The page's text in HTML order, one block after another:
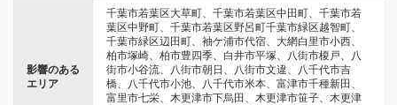
影響のある
エリア
千葉市若葉区大草町、千葉市若葉区中田町、千葉市若
葉区中野町、千葉市若葉区野呂町千葉市緑区越智町、
千葉市緑区辺田町、袖ケ浦市代宿、大網白里市小西、
柏市塚崎、柏市豊四季、白井市平塚、八街市榎戸、八
街市小谷流、八街市朝日、八街市文違、八千代市吉
橋、八千代市小池、八千代市米本、富津市千種新田、
富里市七栄、木更津市下烏田、木更津市笹子、木更津